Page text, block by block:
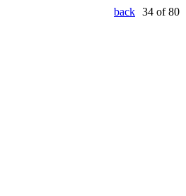
back 34 of 80